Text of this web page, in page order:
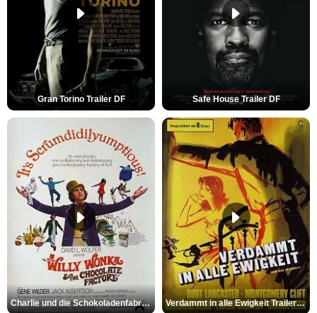
Gran Torino Trailer DF Safe House Trailer DF
Charlie und die Schokoladenfabrik Trailer OV Verdammt in alle Ewigkeit Trailer OV